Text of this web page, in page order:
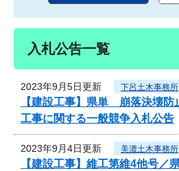
入札公告一覧
2023年9月5日更新 下呂土木事務所
【建設工事】県単 崩落決壊防
工事に関する一般競争入札公告
2023年9月4日更新 美濃土木事務所
【建設工事】維工第維4他号